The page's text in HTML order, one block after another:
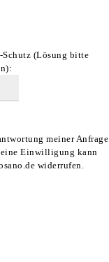
Schutz (Lösung bitte
meiner Anfrage
Einwilligung kann
widerrufen.